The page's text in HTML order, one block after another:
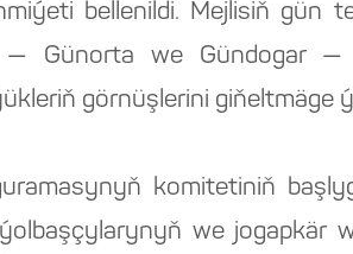
bellenildi. Mejlisiň gün
— Günorta we Gündogar
görnüşlerini giňeltmäge
komitetiniň
we jogapkär